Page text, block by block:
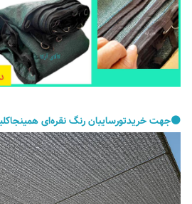
⚫️جهت خریدتورسایبان رنگ نقره‌ای